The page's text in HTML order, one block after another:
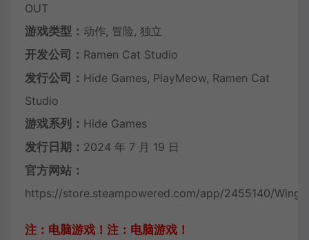
OUT
游戏类型： 动作, 冒险, 独立
开发公司： Ramen Cat Studio
发行公司： Hide Games, PlayMeow, Ramen Cat
Studio
游戏系列： Hide Games
发行日期： 2024 年 7 月 19 日
官方网站：
https://store.steampowered.com/app/2455140/
注：电脑游戏！注：电脑游戏！